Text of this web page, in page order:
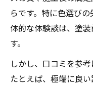
らです。特に色選び
体的な体験談は、塗
す。
しかし、口コミを参
たとえば、極端に良